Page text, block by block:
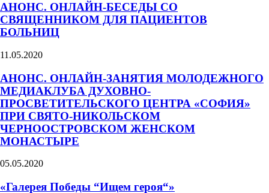
АНОНС. ОНЛАЙН-БЕСЕДЫ СО
СВЯЩЕННИКОМ ДЛЯ ПАЦИЕНТОВ
БОЛЬНИЦ
11.05.2020
АНОНС. ОНЛАЙН-ЗАНЯТИЯ МОЛОДЕЖНОГО
МЕДИАКЛУБА ДУХОВНО-
ПРОСВЕТИТЕЛЬСКОГО ЦЕНТРА «СОФИЯ»
ПРИ СВЯТО-НИКОЛЬСКОМ
ЧЕРНООСТРОВСКОМ ЖЕНСКОМ
МОНАСТЫРЕ
05.05.2020
«Галерея Победы “Ищем героя“»